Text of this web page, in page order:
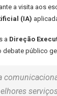
a visita aos
(IA)
a Direção
debate público